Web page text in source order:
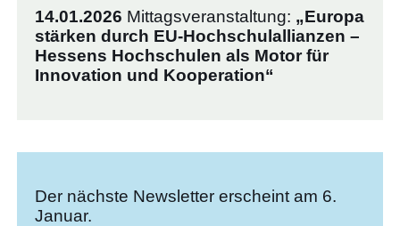
14.01.2026 Mittagsveranstaltung: „Europa
stärken durch EU-Hochschulallianzen –
Hessens Hochschulen als Motor für
Innovation und Kooperation“
Der nächste Newsletter erscheint am 6.
Januar.